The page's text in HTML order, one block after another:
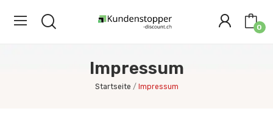
0
Impressum
Startseite Impressum